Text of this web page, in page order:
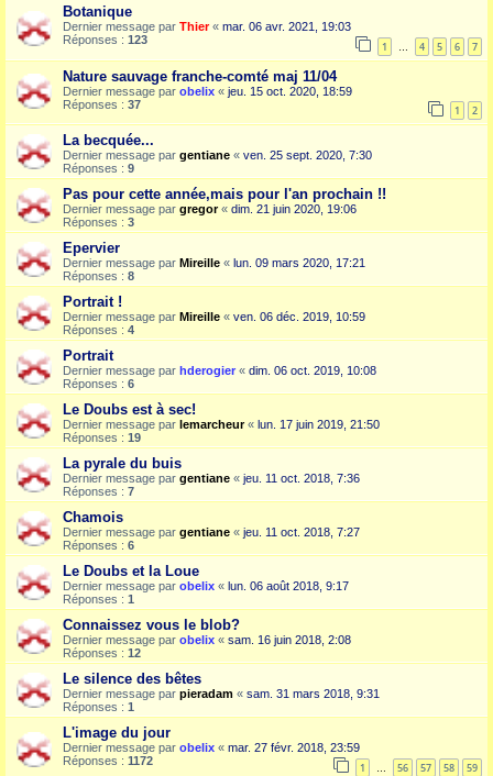
Botanique
Dernier message par Thier« mar. 06 avr. 2021, 19:03
Réponses : 123 1 … 4 5 6 7
Nature sauvage franche-comté maj 11/04
Dernier message par obelix « jeu. 15 oct. 2020, 18:59
Réponses : 37 1 2
La becquée...
Dernier message par gentiane « ven. 25 sept. 2020, 7:30
Réponses : 9
Pas pour cette année,mais pour l'an prochain !!
Dernier message par gregor« dim. 21 juin 2020, 19:06
Réponses : 3
Epervier
Dernier message par Mireille « lun. 09 mars 2020, 17:21
Réponses : 8
Portrait !
Dernier message par Mireille « ven. 06 déc. 2019, 10:59
Réponses : 4
Portrait
Dernier message par hderogier « dim. 06 oct. 2019, 10:08
Réponses : 6
Le Doubs est à sec!
Dernier message par lemarcheur« lun. 17 juin 2019, 21:50
Réponses : 19
La pyrale du buis
Dernier message par gentiane « jeu. 11 oct. 2018, 7:36
Réponses : 7
Chamois
Dernier message par gentiane « jeu. 11 oct. 2018, 7:27
Réponses : 6
Le Doubs et la Loue
Dernier message par obelix « lun. 06 août 2018, 9:17
Réponses : 1
Connaissez vous le blob?
Dernier message par obelix « sam. 16 juin 2018, 2:08
Réponses : 12
Le silence des bêtes
Dernier message par pieradam « sam. 31 mars 2018, 9:31
Réponses : 1
L'image du jour
Dernier message par obelix « mar. 27 févr. 2018, 23:59
Réponses : 1172 1 … 56 57 58 59